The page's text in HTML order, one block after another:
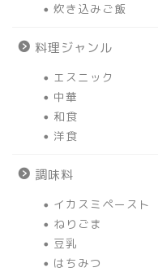
炊き込みご飯
料理ジャンル
エスニック
中華
和食
洋食
調味料
イカスミペースト
ねりごま
豆乳
はちみつ